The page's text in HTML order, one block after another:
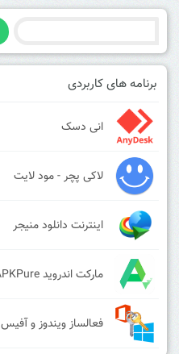
برنامه های کاربردی
انی دسک
لاکی پچر - مود لایت
اینترنت دانلود منیجر
مارکت اندروید APKPure
فعالساز ویندوز و آفیس